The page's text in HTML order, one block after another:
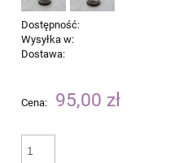
Dostępność:
Wysyłka w:
Dostawa:
Cena nie zawiera
Cena: 95,00 zł